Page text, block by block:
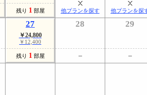
残り 1 部屋 他プランを探す 他プランを探
27
￥24,800
￥12,400
残り 1 部屋
28 29